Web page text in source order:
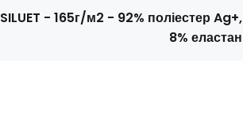
SILUET - 165г/м2 - 92% поліестер Ag+,
8% еластан